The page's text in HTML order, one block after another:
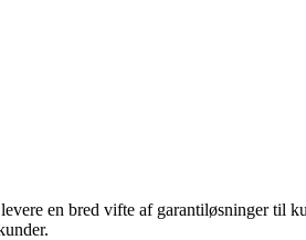
en bred vifte af garantiløsninger til